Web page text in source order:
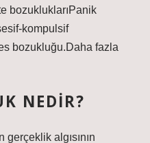
bozukluklarıPanik
kompulsif
bozukluğu.Daha fazla
NEDIR?
algısının